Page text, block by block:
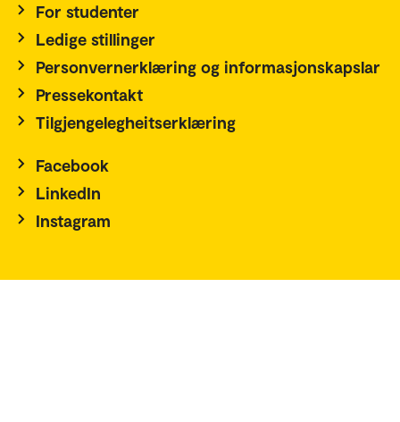
For studenter
Ledige stillinger
Personvernerklæring og informasjonskapslar
Pressekontakt
Tilgjengelegheitserklæring
Facebook
LinkedIn
Instagram